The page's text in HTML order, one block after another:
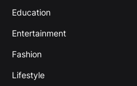
Education
Entertainment
Fashion
Lifestyle